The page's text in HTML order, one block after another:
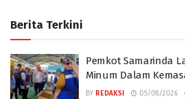
Berita Terkini
Pemkot Samarinda
Minum Dalam
BY REDAKSI 05/08/2026